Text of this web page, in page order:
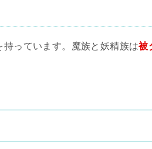
っています。魔族と妖精族は被